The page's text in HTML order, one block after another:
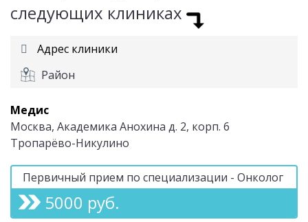
следующих клиниках
Адрес клиники
Район
Медис
Москва, Академика Анохина д. 2, корп. 6
Тропарёво-Никулино
Первичный прием по специализации - Онколог
5000 руб.